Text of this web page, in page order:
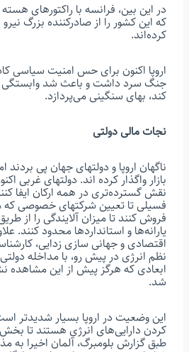
در این بین، فرانسه با راکتورهای
که این کشور را از صادرکننده بزرگ نیرو
کرده‌اند.
اروپا اکنون برای حس امنیت سیاسی
جنگ سرد داشت و باعث شد وابستگی
کند، بهای سنگینی می‌پردازد.
نجات مالی دولتی
ناگهان اروپا و دولتهای جهان پی بردند
بازار واگذار کرده اند. دولتهای غربی
نقش گسترده‌تری در همه ارکان ایفا
فسیلی تا تعیین شرکتهای خصوصی که
فروش کنند تا میزان آلایندگی را از
یارانه‌ها و استانداردها محدود کنند.
اقتصادی و جهانی سازی زدایی،
نظم انرژی در پیش رو، با مداخله
ابعادی که هرگز پیش از این مشاهده
شد.
این وضعیت در اروپا بسیار شدیدتر
کردن دارایی‌های انرژی هستند تا
طبق گزارش بلومبرگ، آلمان اخیرا به